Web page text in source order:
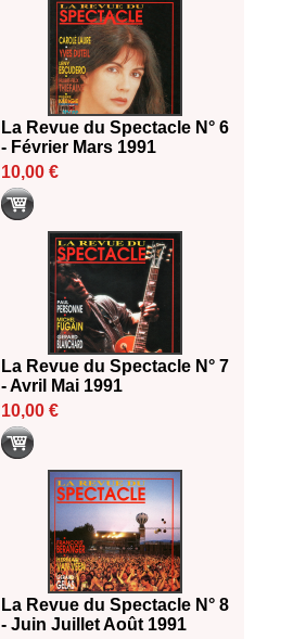
La Revue du Spectacle N° 6
- Février Mars 1991
10,00 €
La Revue du Spectacle N° 7
- Avril Mai 1991
10,00 €
La Revue du Spectacle N° 8
- Juin Juillet Août 1991